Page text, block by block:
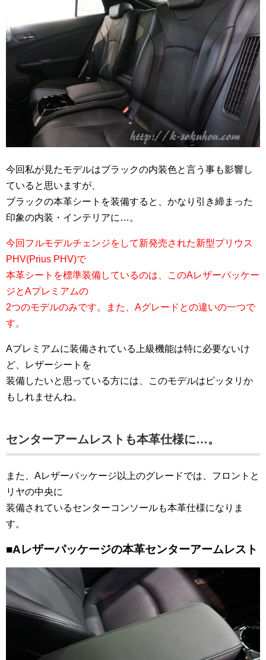
今回私が見たモデルはブラックの内装色と言う事も影響し
ていると思いますが、
ブラックの本革シートを装備すると、かなり引き締まった
印象の内装・インテリアに…。
今回フルモデルチェンジをして新発売された新型プリウス
PHV(Prius PHV)で
本革シートを標準装備しているのは、このAレザーパッケー
ジとAプレミアムの
2つのモデルのみです。また、Aグレードとの違いの一つで
す。
Aプレミアムに装備されている上級機能は特に必要ないけ
ど、レザーシートを
装備したいと思っている方には、このモデルはピッタリか
もしれませんね。
センターアームレストも本革仕様に…。
また、Aレザーパッケージ以上のグレードでは、フロントと
リヤの中央に
装備されているセンターコンソールも本革仕様になりま
す。
■Aレザーパッケージの本革センターアームレスト